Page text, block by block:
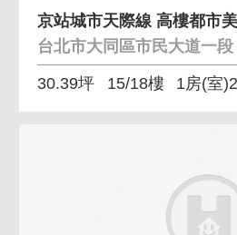
台北市大同區市民大道一段
30.39坪 15/18樓 1房(室